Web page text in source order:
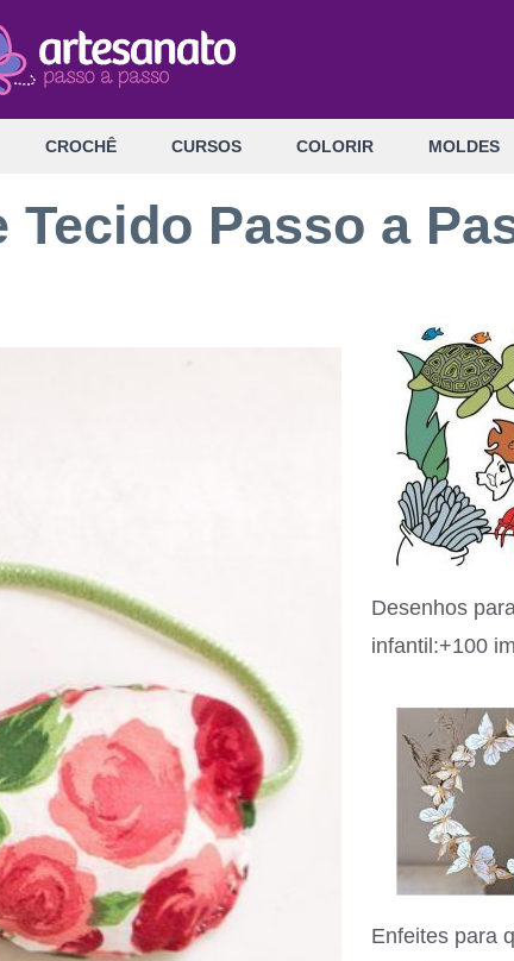
CROCHÊ CURSOS COLORIR MOLDES
Passo a
Desenhos
infantil:+100
Enfeites para